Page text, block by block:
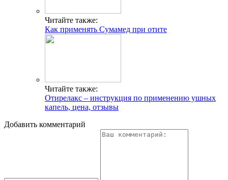
Читайте также:
Как применять Сумамед при отите
Читайте также:
Отирелакс – инструкция по применению ушных
капель, цена, отзывы
Добавить комментарий